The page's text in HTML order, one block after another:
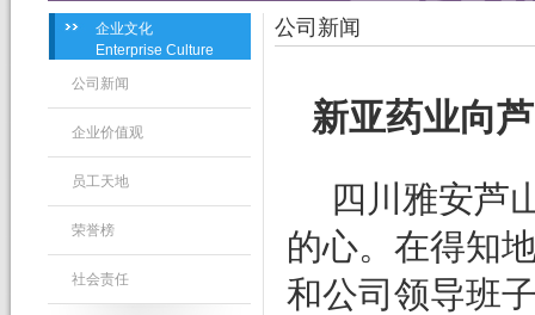
企业文化
Enterprise Culture
公司新闻
企业价值观
员工天地
荣誉榜
社会责任
公司新闻
新亚药业向
四川 雅安芦
的心。 在得知
和公司领导班